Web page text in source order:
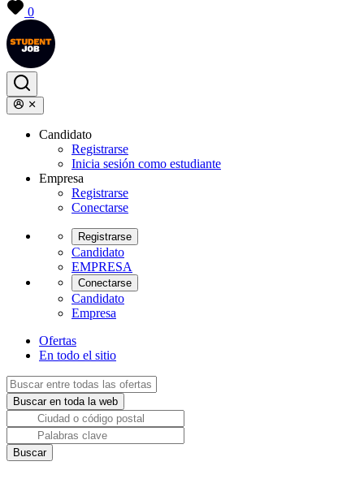
0
Candidato
Registrarse
Inicia sesión como estudiante
Empresa
Registrarse
Conectarse
Registrarse
Candidato
EMPRESA
Conectarse
Candidato
Empresa
Ofertas
En todo el sitio